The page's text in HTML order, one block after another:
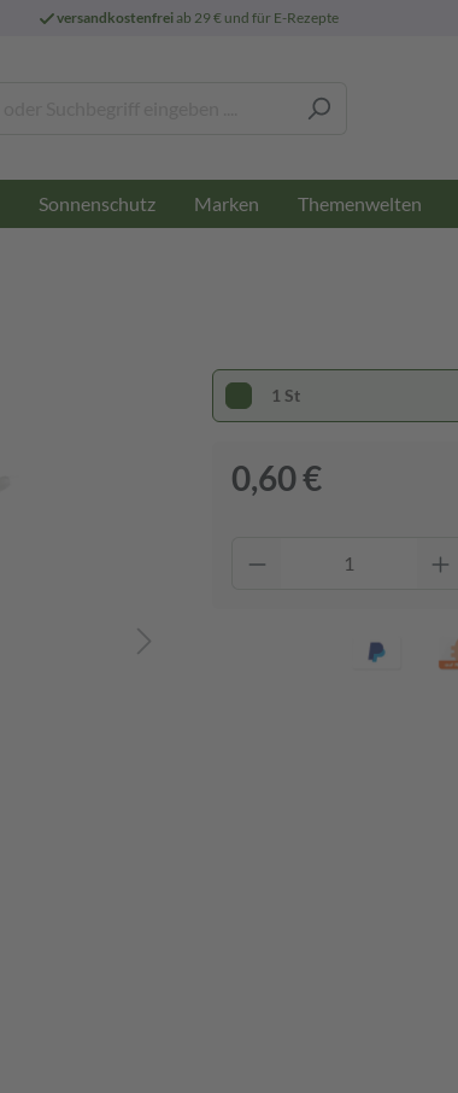
versandkostenfreiab 29 € und für E-Rezepte
Sonnenschutz Marken Themenwelten
1 St
0,60 €